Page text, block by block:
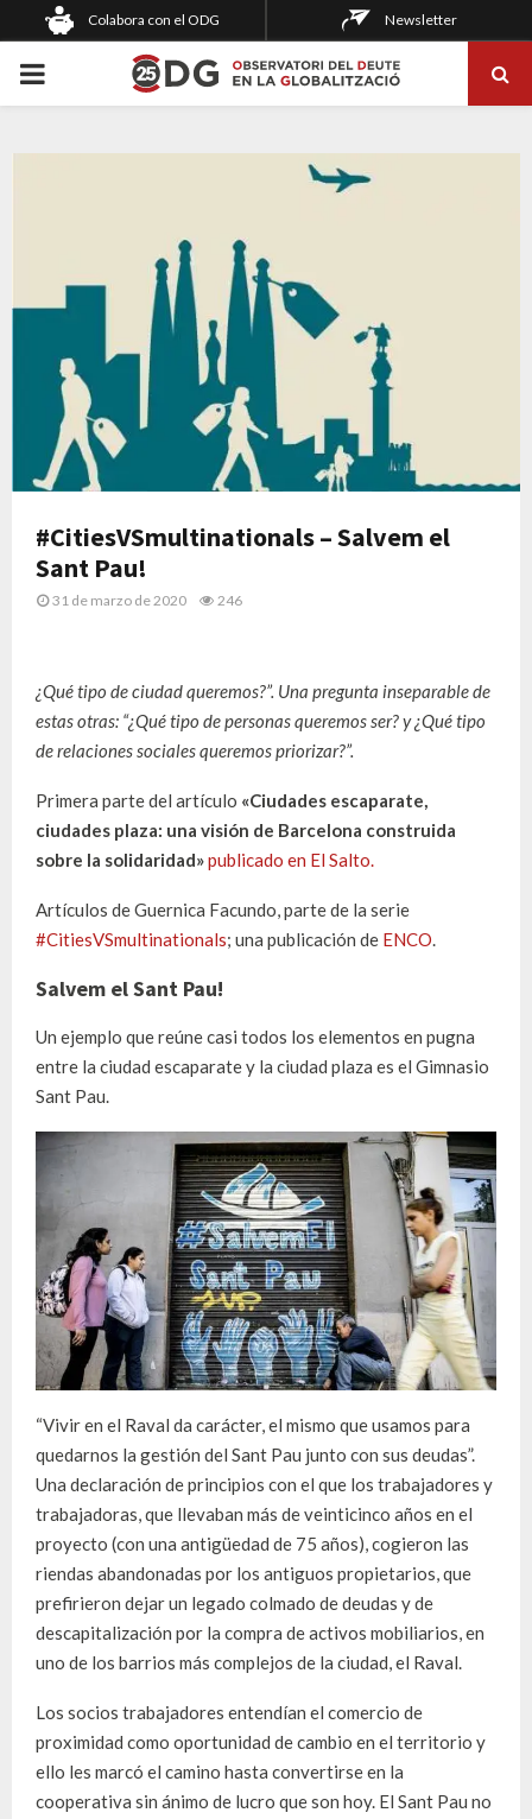
Colabora con el ODG Newsletter
PRIMARY
#CitiesVSmultinationals – Salvem el
Sant Pau!
31 de marzo de 2020 246
¿Qué tipo de ciudad queremos?”. Una pregunta inseparable de
estas otras: “¿Qué tipo de personas queremos ser? y ¿Qué tipo
de relaciones sociales queremos priorizar?”.
Primera parte del artículo «Ciudades escaparate,
ciudades plaza: una visión de Barcelona construida
sobre la solidaridad»publicado en El Salto.
Artículos de Guernica Facundo, parte de la serie
#CitiesVSmultinationals; una publicación de ENCO.
Salvem el Sant Pau!
Un ejemplo que reúne casi todos los elementos en pugna
entre la ciudad escaparate y la ciudad plaza es el Gimnasio
Sant Pau.
“Vivir en el Raval da carácter, el mismo que usamos para
quedarnos la gestión del Sant Pau junto con sus deudas”.
Una declaración de principios con el que los trabajadores y
trabajadoras, que llevaban más de veinticinco años en el
proyecto (con una antigüedad de 75 años), cogieron las
riendas abandonadas por los antiguos propietarios, que
prefirieron dejar un legado colmado de deudas y de
descapitalización por la compra de activos mobiliarios, en
uno de los barrios más complejos de la ciudad, el Raval.
Los socios trabajadores entendían el comercio de
proximidad como oportunidad de cambio en el territorio y
ello les marcó el camino hasta convertirse en la
cooperativa sin ánimo de lucro que son hoy. El Sant Pau no